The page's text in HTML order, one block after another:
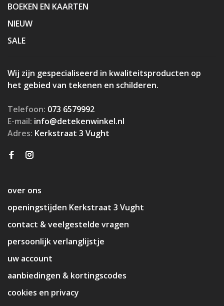
BOEKEN EN KAARTEN
NIEUW
SALE
Wij zijn gespecialiseerd in kwaliteitsproducten op
het gebied van tekenen en schilderen.
Telefoon: 073 6579992
E-mail: info@detekenwinkel.nl
Adres: Kerkstraat 3 Vught
over ons
openingstijden Kerkstraat 3 Vught
contact & veelgestelde vragen
persoonlijk verlanglijstje
uw account
aanbiedingen & kortingscodes
cookies en privacy